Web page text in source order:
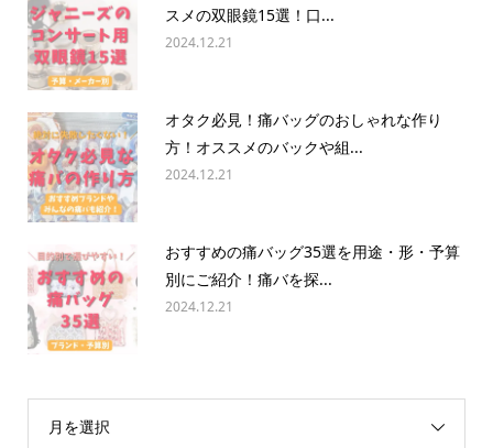
スメの双眼鏡15選！口...
2024.12.21
オタク必見！痛バッグのおしゃれな作り
方！オススメのバックや組...
2024.12.21
おすすめの痛バッグ35選を用途・形・予算
別にご紹介！痛バを探...
2024.12.21
月を選択